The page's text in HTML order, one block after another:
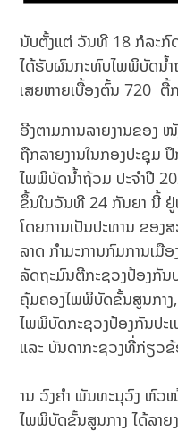
ນັບຕັ້ງແຕ່ ວັນທີ 18 ກໍລະກົ
ໄດ້ຮັບຜົນກະທົບໄພພິບັດນໍ້າ
ເສຍຫາຍເບື້ອງຕົ້ນ 720 ຕື້
ອີງຕາມການລາຍງານຂອງ
ຖືກລາຍງານໃນກອງປະຊຸມ
ໄພພິບັດນໍ້າຖ້ວມ ປະຈຳປີ
ຂຶ້ນໃນວັນທີ 24 ກັນຍາ ນີ້ ຢູ່
ໂດຍການເປັນປະທານ ຂອ
ລາດ ກໍາມະການກົມການເ
ລັດຖະມົນຕີກະຊວງປ້ອງກັນ
ຄຸ້ມຄອງໄພພິບັດຂັ້ນສູນກາງ
ໄພພິບັດກະຊວງປ້ອງກັນປະ
ແລະ ບັນດາກະຊວງທີ່ກ່ຽວຂ້
ານ ວົງຄໍາ ພັນທະນຸວົງ ຫົວໜ້
ໄພພິບັດຂັ້ນສູນກາງ ໄດ້ລາ